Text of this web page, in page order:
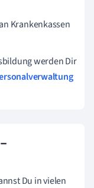
Krankenkassen
werden Dir
–
Du in vielen